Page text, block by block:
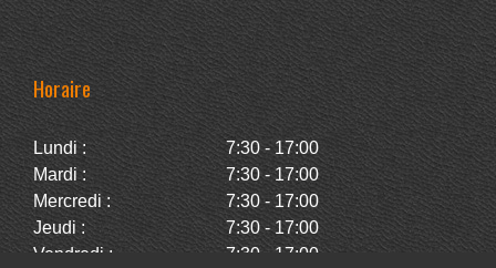
Horaire
Lundi :
7:30 - 17:00
Mardi :
7:30 - 17:00
Mercredi :
7:30 - 17:00
Jeudi :
7:30 - 17:00
Vendredi :
7:30 - 17:00